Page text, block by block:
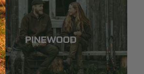
PINEWOOD